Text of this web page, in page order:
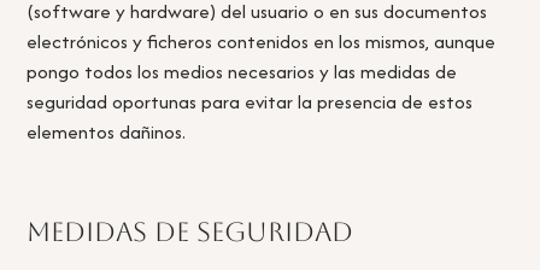
(software y hardware) del usuario o en sus documentos
electrónicos y ficheros contenidos en los mismos, aunque
pongo todos los medios necesarios y las medidas de
seguridad oportunas para evitar la presencia de estos
elementos dañinos.
Medidas de seguridad